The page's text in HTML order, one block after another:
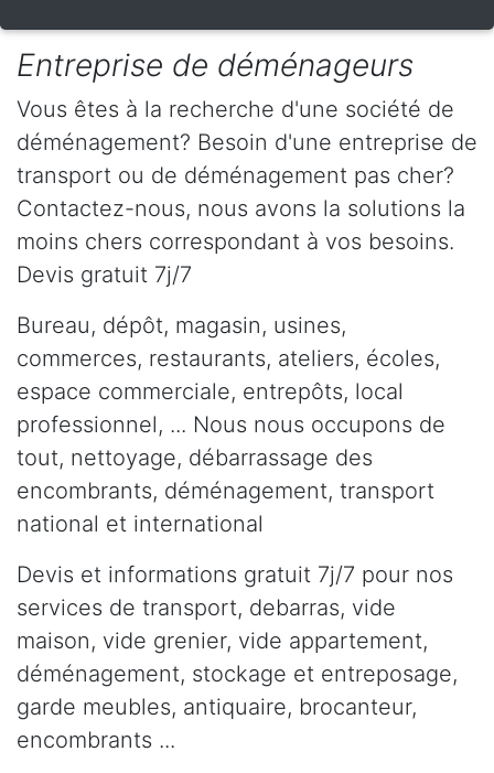
Entreprise de déménageurs
Vous êtes à la recherche d'une société de
déménagement? Besoin d'une entreprise de
transport ou de déménagement pas cher?
Contactez-nous, nous avons la solutions la
moins chers correspondant à vos besoins.
Devis gratuit 7j/7
Bureau, dépôt, magasin, usines,
commerces, restaurants, ateliers, écoles,
espace commerciale, entrepôts, local
professionnel, ... Nous nous occupons de
tout, nettoyage, débarrassage des
encombrants, déménagement, transport
national et international
Devis et informations gratuit 7j/7 pour nos
services de transport, debarras, vide
maison, vide grenier, vide appartement,
déménagement, stockage et entreposage,
garde meubles, antiquaire, brocanteur,
encombrants ...